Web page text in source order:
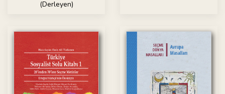
(Derleyen)